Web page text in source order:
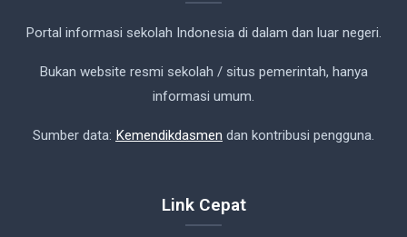
Portal informasi sekolah Indonesia di dalam dan luar negeri.
Bukan website resmi sekolah / situs pemerintah, hanya
informasi umum.
Sumber data: Kemendikdasmen dan kontribusi pengguna.
Link Cepat